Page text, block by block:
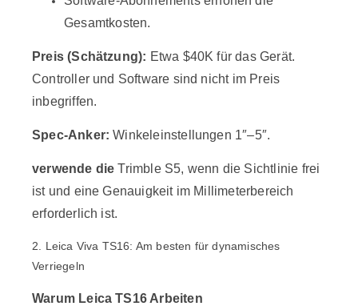
Gesamtkosten.
Preis (Schätzung): Etwa $40K für das Gerät.
Controller und Software sind nicht im Preis
inbegriffen.
Spec-Anker: Winkeleinstellungen 1″–5″.
verwende dieTrimble S5, wenn die Sichtlinie frei
ist und eine Genauigkeit im Millimeterbereich
erforderlich ist.
2. Leica Viva TS16: Am besten für dynamisches
Verriegeln
Warum LeicaTS16 Arbeiten